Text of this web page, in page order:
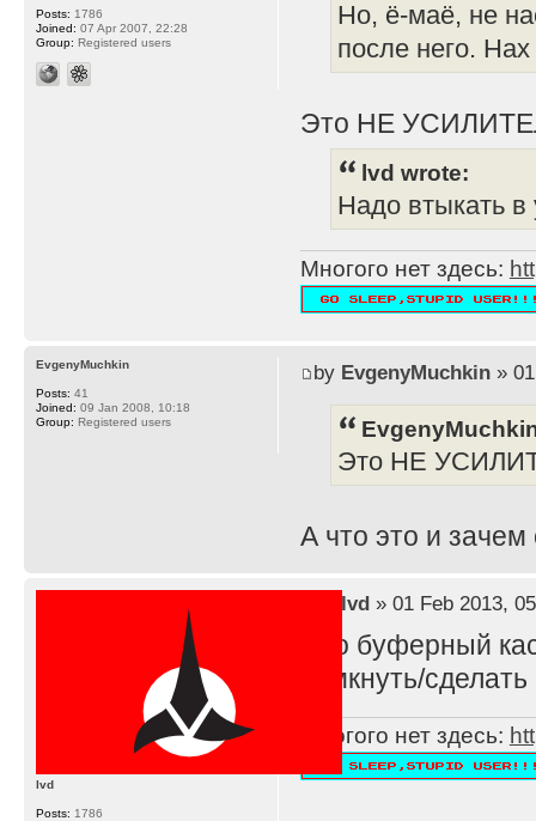
Но, ё-маё, не
после него.
Это НЕ
lvd wrote:
Надо втыкать в
Многого нет здесь:
Posts: 1786
Joined: 07 Apr 2007, 22:28
Group: Registered users
by EvgenyMuchkin» 01
Это НЕ
А что это и
EvgenyMuchkin
Posts: 41
Joined: 09 Jan 2008, 10:18
Group: Registered users
lvd» 01 Feb 2013,
Это буферный
замкнуть/
Многого нет здесь:
lvd
Posts: 1786